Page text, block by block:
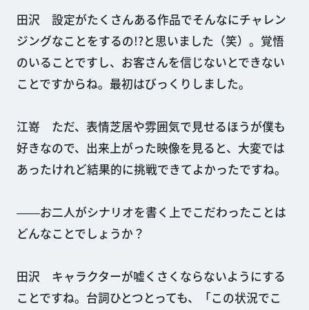
田沢 設定がたくさんある作品でそんなにチャレン
ジングなことをするの!?と思いました（笑）。覚悟
のいることですし、お客さんを信じないとできない
ことですからね。最初はびっくりしました。
江嵜 ただ、表情芝居や雰囲気で見せるほうが僕も
好きなので、出来上がった映像を見ると、大変では
あったけれど結果的に挑戦できてよかったですね。
――お二人がシナリオを書く上でこだわったことは
どんなことでしょうか？
田沢 キャラクターが嘘くさくならないようにする
ことですね。台詞ひとつとっても、「この状況でこ